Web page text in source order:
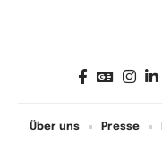
Über uns Presse